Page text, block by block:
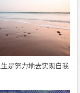
是努力地去实现自我